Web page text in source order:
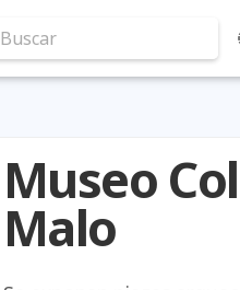
Buscar
Museo
Malo